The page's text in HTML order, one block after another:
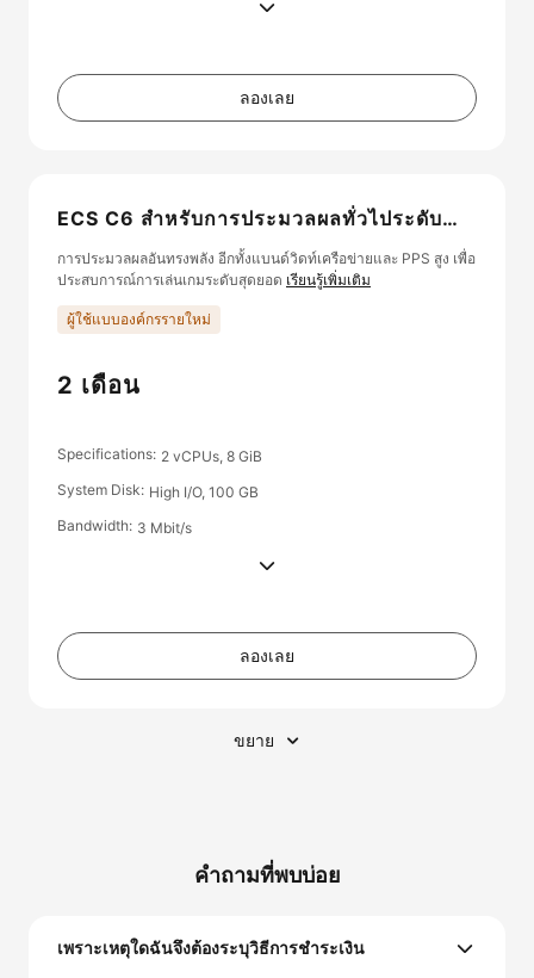
ลองเลย
ECS C6 สำหรับการประมวลผลทั่วไประดับ
พิเศษ
การประมวลผลอันทรงพลัง อีกทั้งแบนด์วิดท์เครือข่ายและ PPS สูง เพื่อ
ประสบการณ์การเล่นเกมระดับสุดยอด เรียนรู้เพิ่มเติม
ผู้ใช้แบบองค์กรรายใหม่
2 เดือน
Specifications 2 vCPUs, 8 GiB
System Disk High I/O, 100 GB
Bandwidth 3 Mbit/s
ลองเลย
ขยาย
คำถามที่พบบ่อย
เพราะเหตุใดฉันจึงต้องระบุวิธีการชำระเงิน